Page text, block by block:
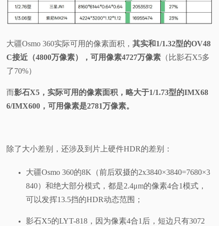
大疆Osmo 360实际可用的像素面积，其实和1/1.32型的OV48
C接近（4800万像素），可用像素4727万像素 （比影石X5多
了70%）
而影石X5，实际可用的像素面积，略大于1/1.73型的IMX68
6/IMX600，可用像素是2781万像素。
除了大小差别，还涉及到片上硬件HDR的差别：
大疆Osmo 360的8K（前后双摄的2x3840×3840=7680×3
840）和绝大部分模式，都是2.4μm的像素4合1模式，
可以发挥13.5挡的HDR动态范围；
影石X5的LYT-818，因为像素4合1后，短边只有3072